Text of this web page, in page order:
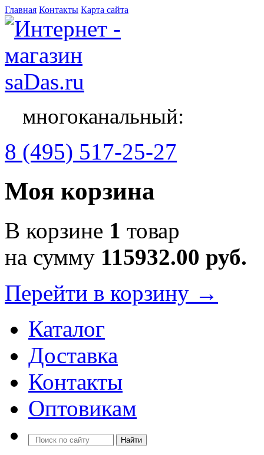
Главная Контакты Карта сайта
многоканальный:
8 (495) 517-25-27
Моя корзина
В корзине 1 товар
на сумму 115932.00 руб.
Перейти в корзину →
Каталог
Доставка
Контакты
Оптовикам